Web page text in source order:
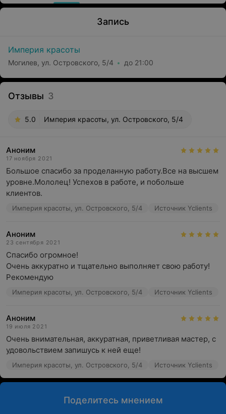
Запись
Империя красоты
Могилев, ул. Островского, 5/4 до 21:00
Отзывы 3
5.0 Империя красоты, ул. Островского, 5/4
Аноним
17 ноября 2021
Большое спасибо за проделанную работу.Все на высшем
уровне.Мололец! Успехов в работе, и побольше
клиентов.
Империя красоты, ул. Островского, 5/4 Источник Yclients
Аноним
23 сентября 2021
Спасибо огромное!
Очень аккуратно и тщательно выполняет свою работу!
Рекомендую
Империя красоты, ул. Островского, 5/4 Источник Yclients
Аноним
19 июля 2021
Очень внимательная, аккуратная, приветливая мастер, с
удовольствием запишусь к ней еще!
Империя красоты, ул. Островского, 5/4 Источник Yclients
Поделитесь мнением